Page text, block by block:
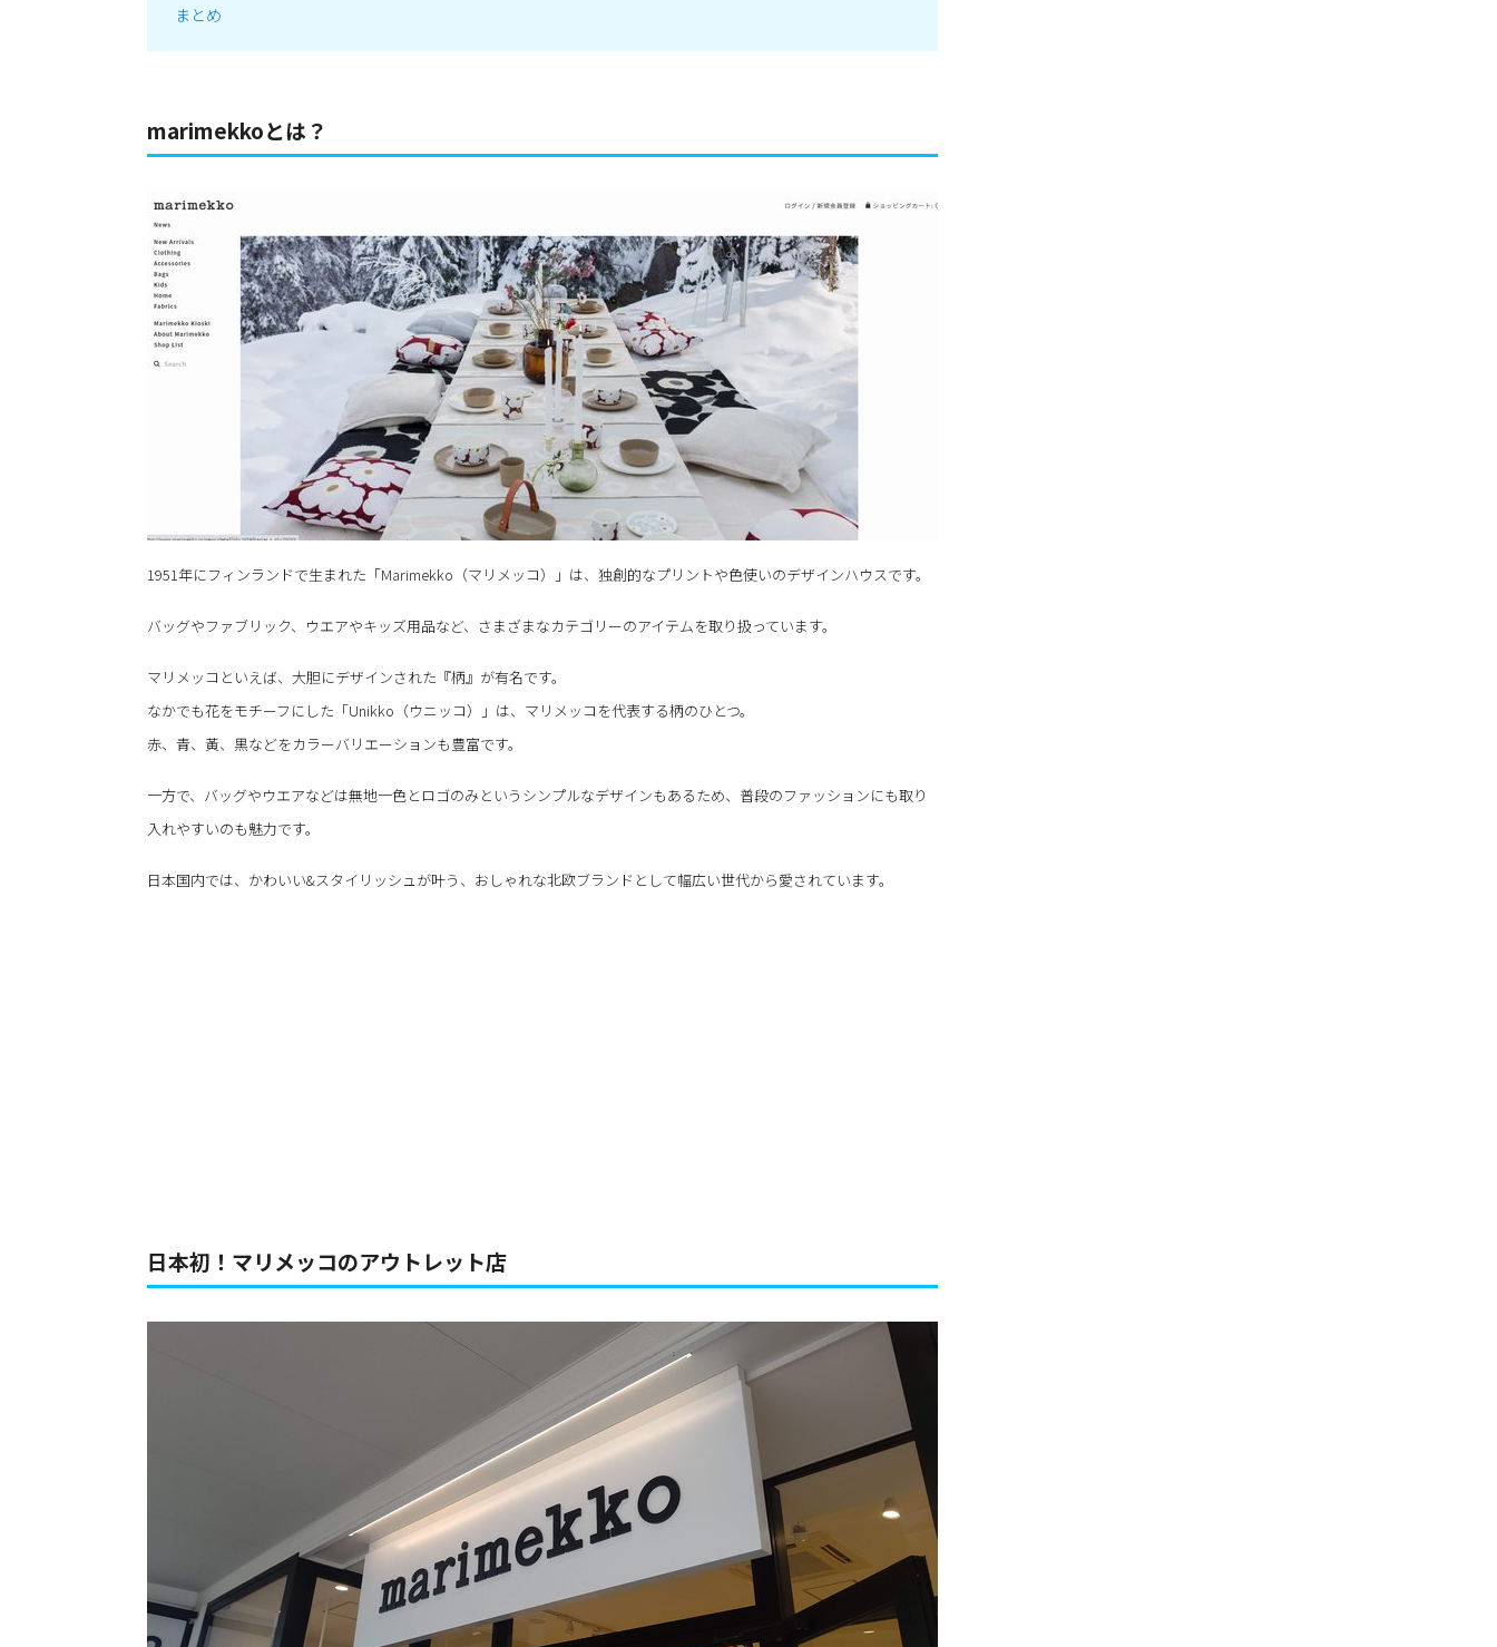
まとめ
marimekkoとは？
1951年にフィンランドで生まれた「Marimekko（マリメッコ）」は、独創的なプリントや色使いのデザインハウスです。
バッグやファブリック、ウエアやキッズ用品など、さまざまなカテゴリーのアイテムを取り扱っています。
マリメッコといえば、大胆にデザインされた『柄』が有名です。
なかでも花をモチーフにした「Unikko（ウニッコ）」は、マリメッコを代表する柄のひとつ。
赤、青、黃、黒などをカラーバリエーションも豊富です。
一方で、バッグやウエアなどは無地一色とロゴのみというシンプルなデザインもあるため、普段のファッションにも取り
入れやすいのも魅力です。
日本国内では、かわいい&スタイリッシュが叶う、おしゃれな北欧ブランドとして幅広い世代から愛されています。
日本初！マリメッコのアウトレット店